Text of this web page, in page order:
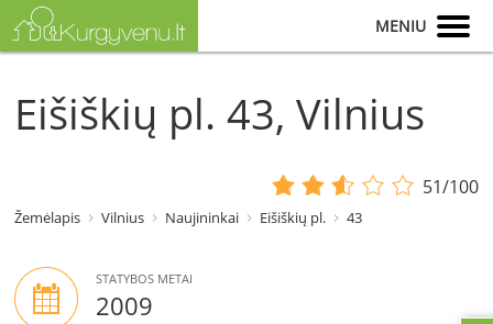
MENIU
Eišiškių pl. 43, Vilnius
51/100
Žemėlapis Vilnius Naujininkai Eišiškių pl. 43
STATYBOS METAI
2009